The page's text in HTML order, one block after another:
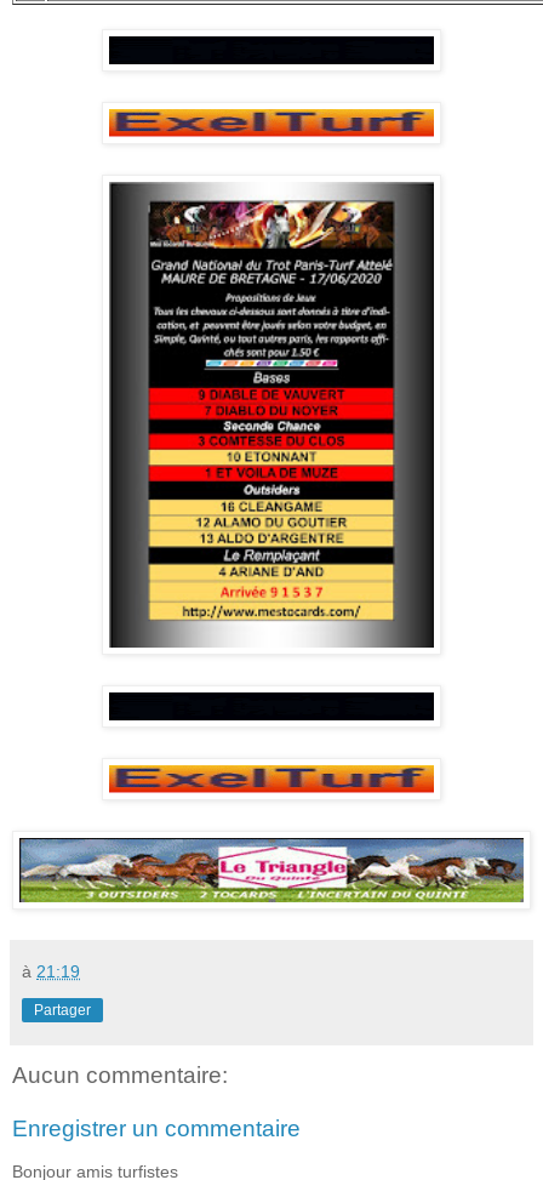
à 21:19
Partager
Aucun commentaire:
Enregistrer un commentaire
Bonjour amis turfistes